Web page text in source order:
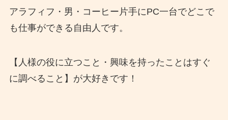
アラフィフ・男・コーヒー片手にPC一台でどこで
も仕事ができる自由人です。
【人様の役に立つこと・興味を持ったことはすぐ
に調べること】が大好きです！